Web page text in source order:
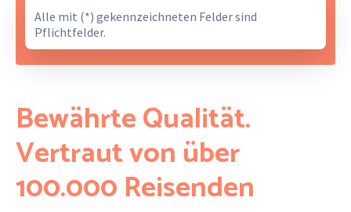
Alle mit (*) gekennzeichneten Felder sind
Pflichtfelder.
Bewährte Qualität.
Vertraut von über
100.000 Reisenden